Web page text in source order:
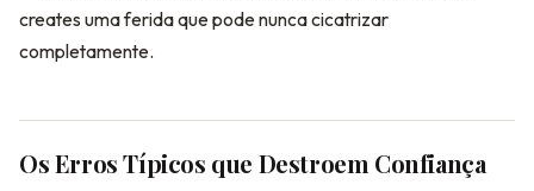
creates uma ferida que pode nunca cicatrizar
completamente.
Os Erros Típicos que Destroem Confiança